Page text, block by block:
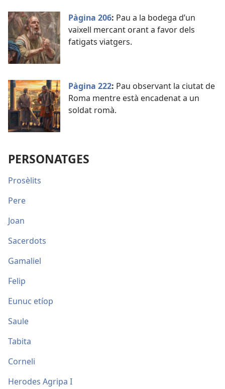
Pàgina 206: Pau a la bodega d’un
vaixell mercant orant a favor dels
fatigats viatgers.
Pàgina 222: Pau observant la ciutat de
Roma mentre està encadenat a un
soldat romà.
PERSONATGES
Prosèlits
Pere
Joan
Sacerdots
Gamaliel
Felip
Eunuc etíop
Saule
Tabita
Corneli
Herodes Agripa I